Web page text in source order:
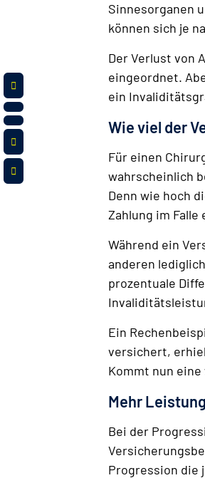
Sinnesorganen
können sich je
Der Verlust von
eingeordnet.
ein
Wie viel der
Für einen
wahrscheinlich
Denn wie hoch
Zahlung im
Während ein
anderen
prozentuale
Ein
versichert,
Kommt nun
Mehr
Bei der
Progression die